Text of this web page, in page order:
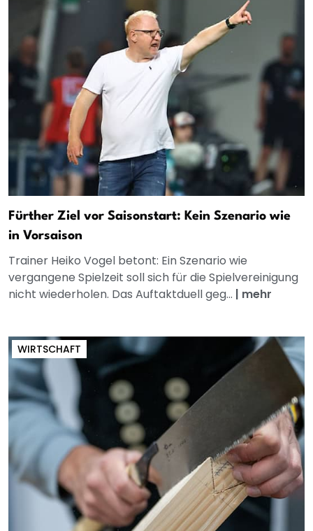
Fürther Ziel vor Saisonstart: Kein Szenario wie
in Vorsaison
Trainer Heiko Vogel betont: Ein Szenario wie
vergangene Spielzeit soll sich für die Spielvereinigung
nicht wiederholen. Das Auftaktduell geg... | mehr
WIRTSCHAFT